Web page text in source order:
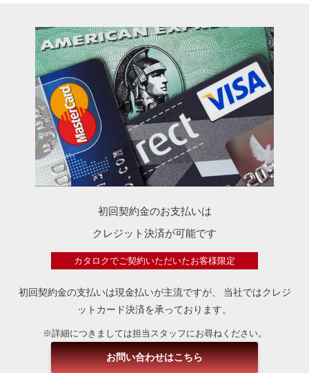
初回契約金のお支払いは
クレジット決済が可能です
カタロクでご契約いただいたお客様限定
初回契約金の支払いは現金払いが主流ですが、
当社ではクレジ
ットカード決済を承っております。
※詳細につきましては担当スタッフにお尋ねください。
お問い合わせはこちら